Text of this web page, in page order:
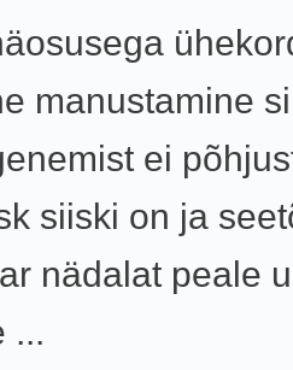
manustamine
ei
siiski on ja
nädalat peale
...